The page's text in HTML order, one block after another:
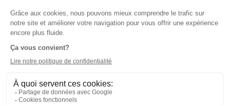
PAS PERDUS | DOCUMENTAIRES SCÉNIQUES
AU DIAMANT !